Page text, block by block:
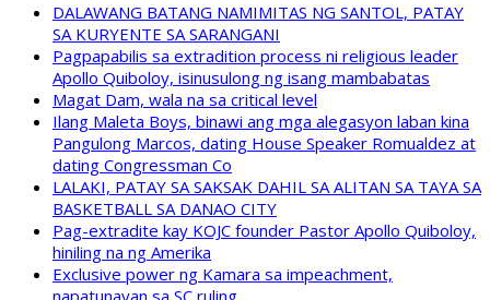
DALAWANG BATANG NAMIMITAS NG SANTOL, PATAY
SA KURYENTE SA SARANGANI
Pagpapabilis sa extradition process ni religious leader
Apollo Quiboloy, isinusulong ng isang mambabatas
Magat Dam, wala na sa critical level
Ilang Maleta Boys, binawi ang mga alegasyon laban kina
Pangulong Marcos, dating House Speaker Romualdez at
dating Congressman Co
LALAKI, PATAY SA SAKSAK DAHIL SA ALITAN SA TAYA SA
BASKETBALL SA DANAO CITY
Pag-extradite kay KOJC founder Pastor Apollo Quiboloy,
hiniling na ng Amerika
Exclusive power ng Kamara sa impeachment,
napatunayan sa SC ruling